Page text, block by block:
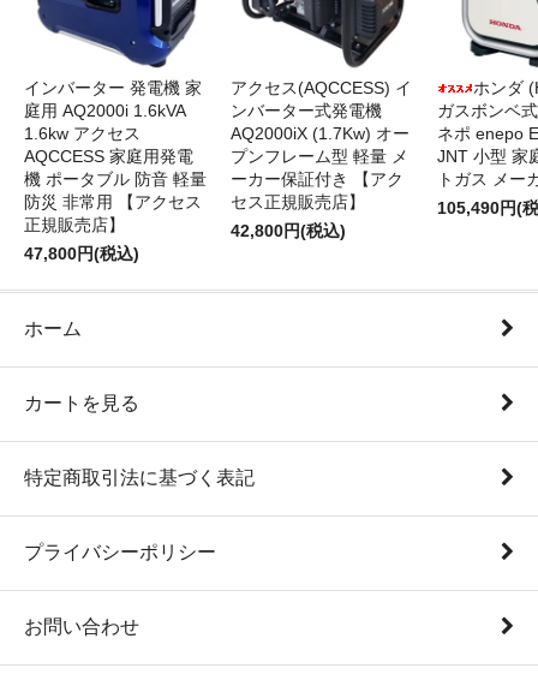
インバーター 発電機 家
庭用 AQ2000i 1.6kVA
1.6kw アクセス
AQCCESS 家庭用発電
機 ポータブル 防音 軽量
防災 非常用 【アクセス
正規販売店】
47,800円(税込)
アクセス(AQCCESS) イ
ンバーター式発電機
AQ2000iX (1.7Kw) オー
プンフレーム型 軽量 メ
ーカー保証付き 【アク
セス正規販売店】
42,800円(税込)
ホンダ
ガスボンベ
ネポ enepo
JNT 小型 家
トガス メー
105,490円(
ホーム
カートを見る
特定商取引法に基づく表記
プライバシーポリシー
お問い合わせ